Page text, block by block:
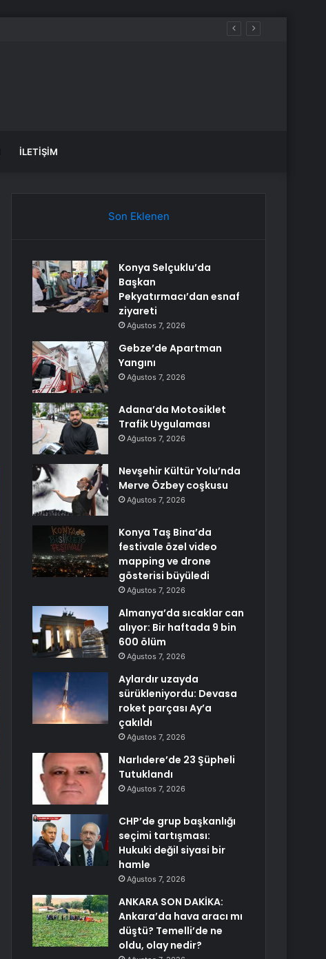
İLETIŞIM
Son Eklenen
Konya Selçuklu’da
Başkan
Pekyatırmacı’dan esnaf
ziyareti
Ağustos 7, 2026
Gebze’de Apartman
Yangını
Ağustos 7, 2026
Adana’da Motosiklet
Trafik Uygulaması
Ağustos 7, 2026
Nevşehir Kültür Yolu’nda
Merve Özbey coşkusu
Ağustos 7, 2026
Konya Taş Bina’da
festivale özel video
mapping ve drone
gösterisi büyüledi
Ağustos 7, 2026
Almanya’da sıcaklar can
alıyor: Bir haftada 9 bin
600 ölüm
Ağustos 7, 2026
Aylardır uzayda
sürükleniyordu: Devasa
roket parçası Ay’a
çakıldı
Ağustos 7, 2026
Narlıdere’de 23 Şüpheli
Tutuklandı
Ağustos 7, 2026
CHP’de grup başkanlığı
seçimi tartışması:
Hukuki değil siyasi bir
hamle
Ağustos 7, 2026
ANKARA SON DAKİKA:
Ankara’da hava aracı mı
düştü? Temelli’de ne
oldu, olay nedir?